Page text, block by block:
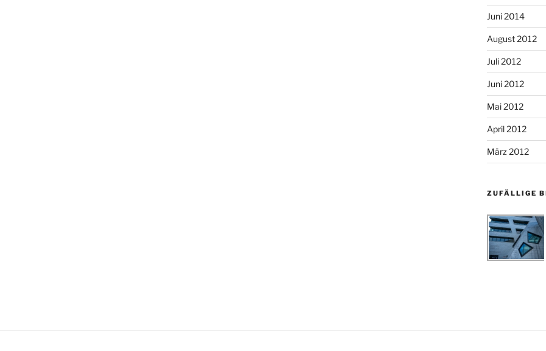
Juni 2014
August 2012
Juli 2012
Juni 2012
Mai 2012
April 2012
März 2012
ZUFÄLLIGE